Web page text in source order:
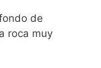
de
roca muy